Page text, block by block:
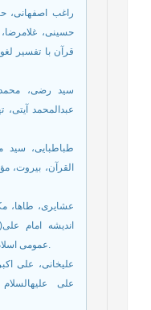
راغب
حسینی،
قرآن با تفسیر
سید رضی، محمد
عبدالمحمد
طباطبایی، سید
عشایری، طاها،
اندیشه امام
عمومی اسلام، سال اول، شماره ۱، ۱۳۹۵ ه.ش.
علیخانی، علی
علی